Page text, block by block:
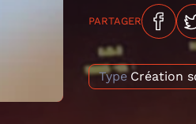
PARTAGER
Type Création